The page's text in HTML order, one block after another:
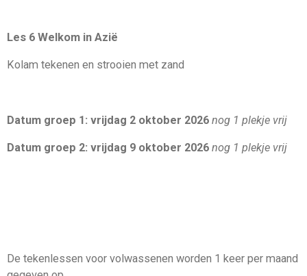
Les 6 Welkom in Azië
Kolam tekenen en strooien met zand
Datum groep 1: vrijdag 2 oktober 2026 nog 1 plekje vrij
Datum groep 2: vrijdag 9 oktober 2026 nog 1 plekje vrij
De tekenlessen voor volwassenen worden 1 keer per maand